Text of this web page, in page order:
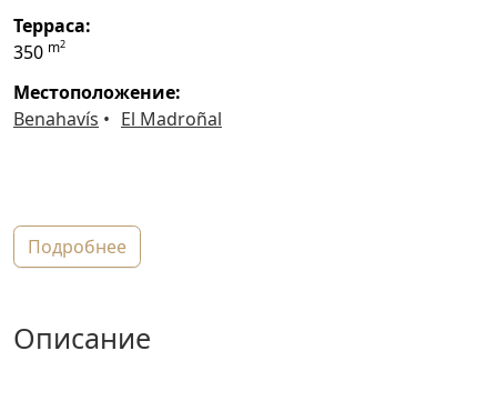
терраса:
350 m2
местоположение:
Benahavís
El Madroñal
подробнее
описание